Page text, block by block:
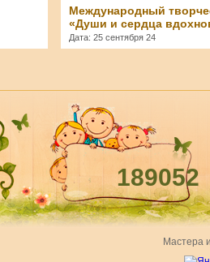
Международный
«Души и сердца
Дата: 25 сентября 24
189052
Мастера